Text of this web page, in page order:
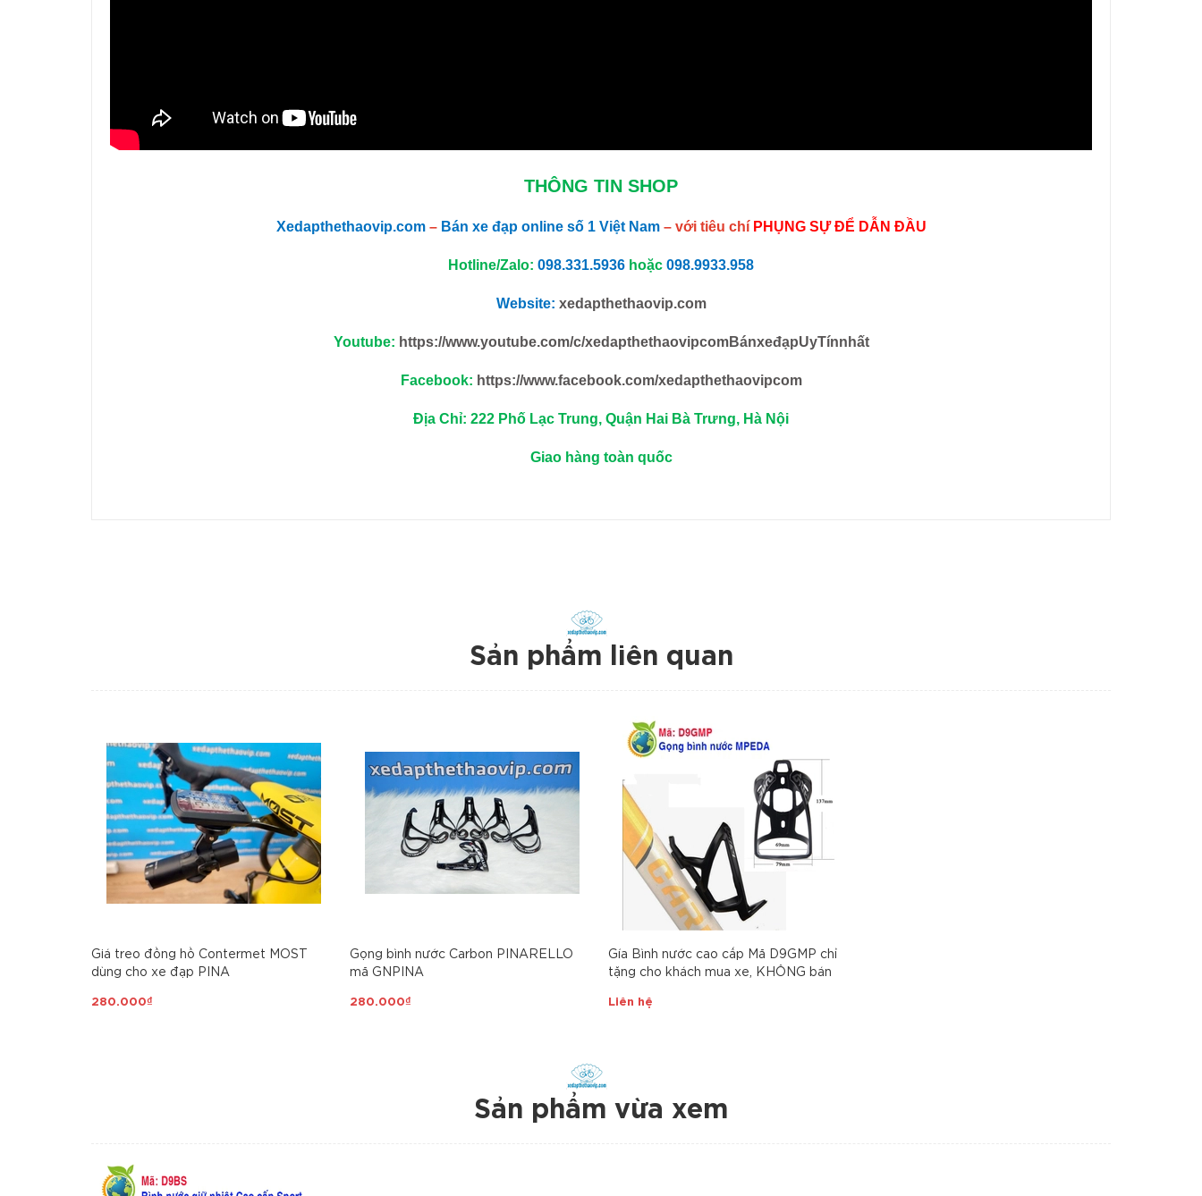
THÔNG TIN SHOP
Xedapthethaovip.com – Bán xe đạp online số 1 Việt Nam – với tiêu chí PHỤNG SỰ ĐỂ DẪN ĐẦU
Hotline/Zalo: 098.331.5936 hoặc 098.9933.958
Website: xedapthethaovip.com
Youtube: https://www.youtube.com/c/xedapthethaovipcomBánxeđạpUyTínnhất
Facebook: https://www.facebook.com/xedapthethaovipcom
Địa Chỉ: 222 Phố Lạc Trung, Quận Hai Bà Trưng, Hà Nội
Giao hàng toàn quốc
Sản phẩm liên quan
Giá treo đồng hồ Contermet MOST
dùng cho xe đạp PINA
280.000₫
Gọng bình nước Carbon PINARELLO
mã GNPINA
280.000₫
Gía Bình nước cao cấp Mã D9GMP chỉ
tặng cho khách mua xe, KHÔNG bán
Liên hệ
Sản phẩm vừa xem